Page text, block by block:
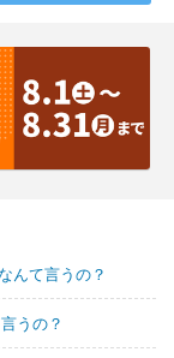
んて言うの？
うの？